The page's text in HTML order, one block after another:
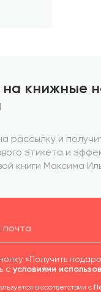
на книжные
рассылку и
этикета и
книги Максима
«Получить
с условиями
в соответствии с